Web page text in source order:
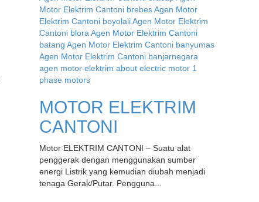
MOTOR ELEKTRIM
CANTONI
Motor ELEKTRIM CANTONI – Suatu alat
penggerak dengan menggunakan sumber
energi Listrik yang kemudian diubah menjadi
tenaga Gerak/Putar. Pengguna...